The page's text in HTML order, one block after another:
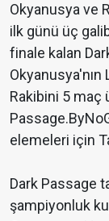
Okyanusya ve
ilk günü üç
finale kalan
Okyanusya'nın
Rakibini 5 maç
elemeleri için
Dark Passage
şampiyonluk